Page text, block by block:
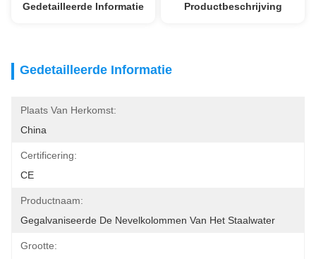
Gedetailleerde Informatie Productbeschrijving
Gedetailleerde Informatie
Plaats Van Herkomst:
China
Certificering:
CE
Productnaam:
Gegalvaniseerde De Nevelkolommen Van Het Staalwater
Grootte: